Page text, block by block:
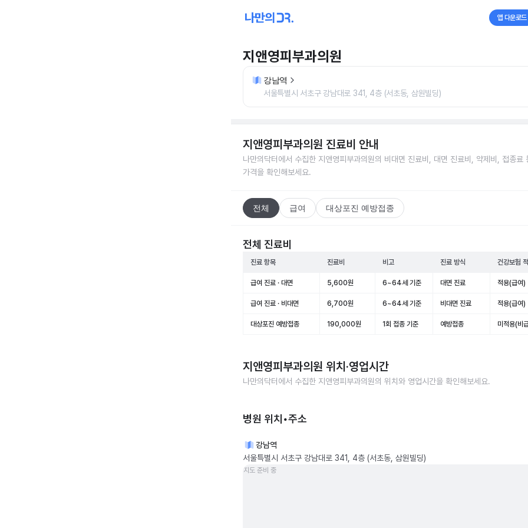
앱 다운로드
지앤영피부과의원
강남역
서울특별시 서초구 강남대로 341, 4층 (서초동, 삼원빌딩)
지앤영피부과의원 진료비 안내
나만의닥터에서 수집한 지앤영피부과의원의 비대면 진료비, 대면 진료비, 약제비, 접종료
가격을 확인해보세요.
전체 급여 대상포진 예방접종
전체 진료비
진료 항목 진료비 비고 진료 방식 건강보험
급여 진료 · 대면 5,600원 6~64세 기준 대면 진료 적용(급여)
급여 진료 · 비대면 6,700원 6~64세 기준 비대면 진료 적용(급여)
대상포진 예방접종 190,000원 1회 접종 기준 예방접종 미적용(비
지앤영피부과의원 위치·영업시간
나만의닥터에서 수집한 지앤영피부과의원의 위치와 영업시간을 확인해보세요.
병원 위치•주소
강남역
서울특별시 서초구 강남대로 341, 4층 (서초동, 삼원빌딩)
지도 준비 중